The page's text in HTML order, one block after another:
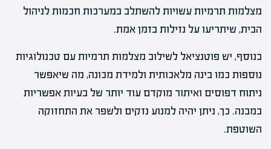
מצלמות תרמיות עשויות להשתלב במערכות חכמות לניהול
הבית, שיתריעו על נזילות בזמן אמת.
בנוסף, יש פוטנציאל לשילוב מצלמות תרמיות עם טכנולוגיות
נוספות כמו בינה מלאכותית ולמידת מכונה, מה שיאפשר
ניתוח דפוסים ואיתור מוקדם עוד יותר של בעיות אפשריות
במבנה. כך, ניתן יהיה למנוע נזקים ולשפר את התחזוקה
השוטפת.